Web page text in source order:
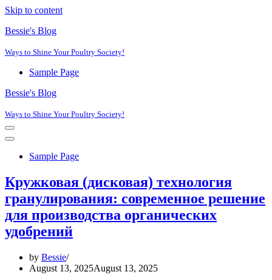
Skip to content
Bessie's Blog
Ways to Shine Your Poultry Society!
Sample Page
Bessie's Blog
Ways to Shine Your Poultry Society!
Navigation
Menu
Navigation
Sample Page
Кружковая (дисковая) технология
гранулирования: современное решение
для производства органических
удобрений
by Bessie
August 13, 2025August 13, 2025